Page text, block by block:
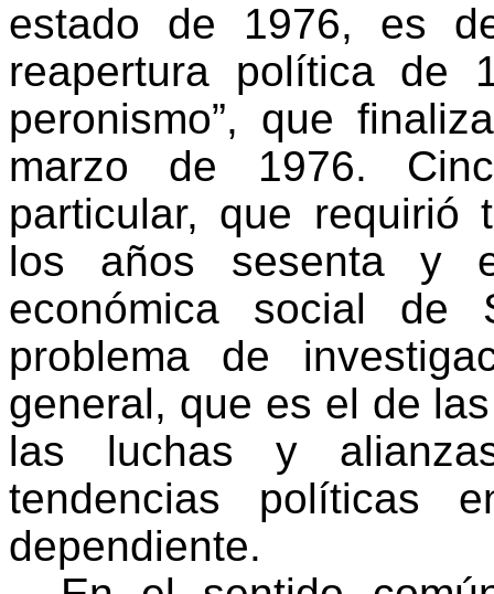
estado de 1976, es
reapertura política de
peronismo”, que
marzo de 1976.
particular, que requirió
los años sesenta y
económica social
problema de
general, que es el de
las luchas y
tendencias políticas
dependiente.